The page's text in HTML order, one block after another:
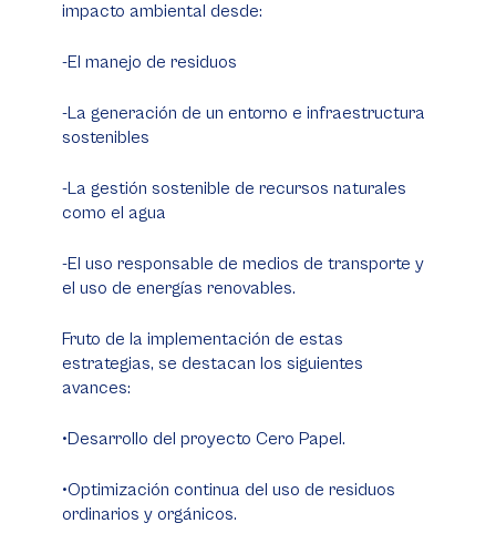
impacto ambiental desde:
-El manejo de residuos
-La generación de un entorno e infraestructura
sostenibles
-La gestión sostenible de recursos naturales
como el agua
-El uso responsable de medios de transporte y
el uso de energías renovables.
Fruto de la implementación de estas
estrategias, se destacan los siguientes
avances:
•Desarrollo del proyecto Cero Papel.
•Optimización continua del uso de residuos
ordinarios y orgánicos.